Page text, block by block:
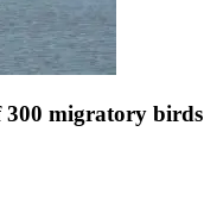
migratory birds